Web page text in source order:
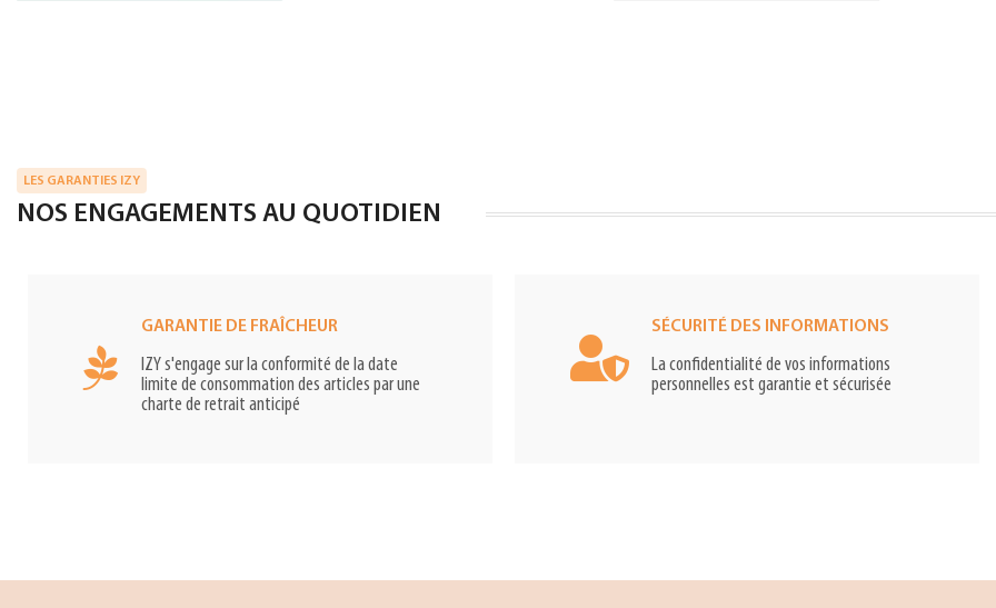
LES GARANTIES IZY
NOS ENGAGEMENTS AU QUOTIDIEN
GARANTIE DE FRAÎCHEUR
IZY s'engage sur la conformité de la date
limite de consommation des articles par une
charte de retrait anticipé
SÉCURITÉ DES INFORMATIONS
La confidentialité de vos informations
personnelles est garantie et sécurisée